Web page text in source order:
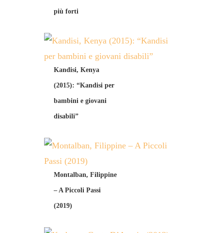
più forti
Kandisi, Kenya
(2015): “Kandisi per
bambini e giovani
disabili”
Montalban, Filippine
– A Piccoli Passi
(2019)